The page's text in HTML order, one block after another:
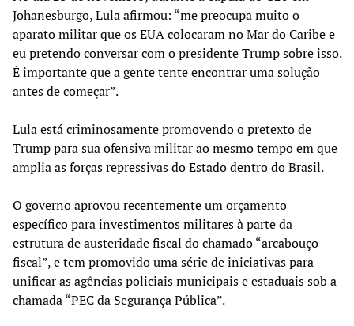
Johanesburgo, Lula afirmou: “me preocupa muito o
aparato militar que os EUA colocaram no Mar do Caribe e
eu pretendo conversar com o presidente Trump sobre isso.
É importante que a gente tente encontrar uma solução
antes de começar”.
Lula está criminosamente promovendo o pretexto de
Trump para sua ofensiva militar ao mesmo tempo em que
amplia as forças repressivas do Estado dentro do Brasil.
O governo aprovou recentemente um orçamento
específico para investimentos militares à parte da
estrutura de austeridade fiscal do chamado “arcabouço
fiscal”, e tem promovido uma série de iniciativas para
unificar as agências policiais municipais e estaduais sob a
chamada “PEC da Segurança Pública”.